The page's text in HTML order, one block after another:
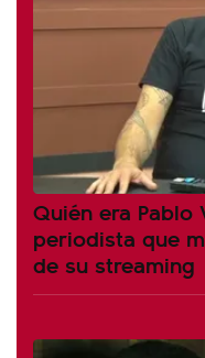
Quién era
periodista que
de su streaming